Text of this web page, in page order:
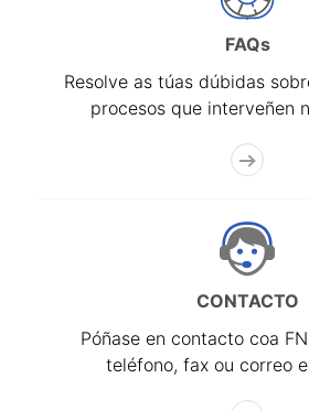
FAQs
Resolve as túas dúbidas
procesos que interveñen
CONTACTO
Póñase en contacto coa
teléfono, fax ou correo